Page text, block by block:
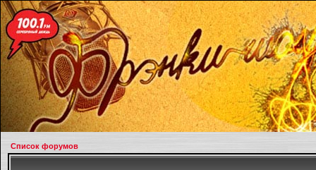
Список форумов